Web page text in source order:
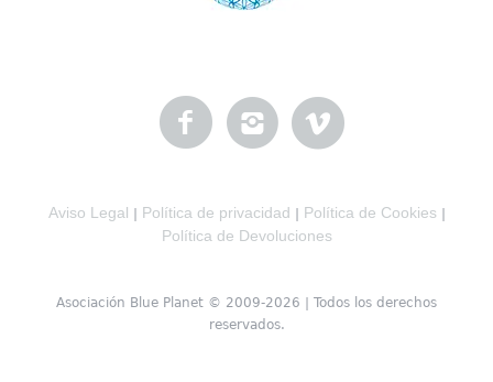
Aviso Legal Política de privacidad Política de Cookies
Política de Devoluciones
Asociación Blue Planet © 2009-2026 | Todos los derechos
reservados.